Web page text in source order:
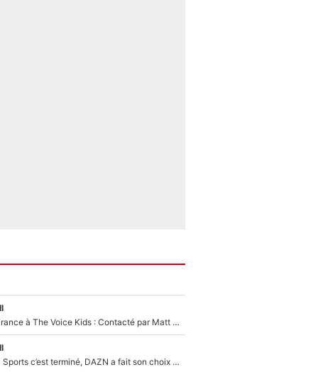
De l'équipe de France à The Voice Kids : Contacté par Matt Pokora, Kylian Mbappé a accepté de jouer un rôle inédit sur TF1 !
La Liga sur beIN Sports c’est terminé, DAZN a fait son choix pour Benjamin Da Silva et Omar Da Fonseca !